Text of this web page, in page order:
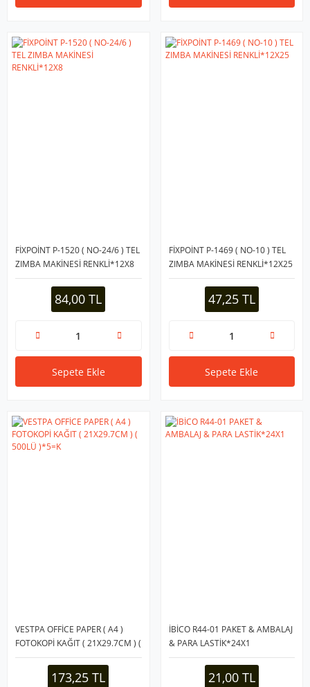
FİXPOİNT P-1520 ( NO-24/6 ) TEL
ZIMBA MAKİNESİ RENKLİ*12X8
84,00 TL
Sepete Ekle
FİXPOİNT P-1469 ( NO-10 ) TEL
ZIMBA MAKİNESİ RENKLİ*12X25
47,25 TL
Sepete Ekle
VESTPA OFFİCE PAPER ( A4 )
FOTOKOPİ KAĞIT ( 21X29.7CM ) (
500LÜ )*5=K
173,25 TL
İBİCO R44-01 PAKET & AMBALAJ
& PARA LASTİK*24X1
21,00 TL